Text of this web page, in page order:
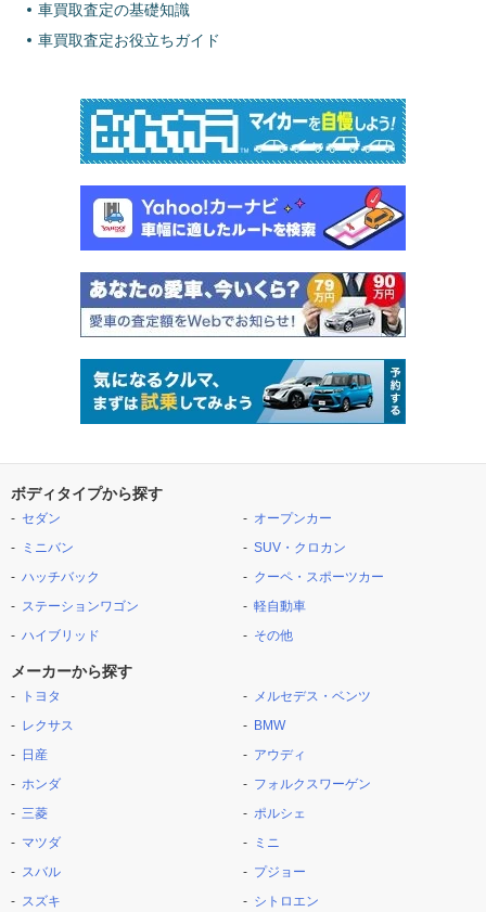
車買取査定の基礎知識
車買取査定お役立ちガイド
ボディタイプから探す
セダン
ミニバン
ハッチバック
ステーションワゴン
ハイブリッド
オープンカー
SUV・クロカン
クーペ・スポーツカー
軽自動車
その他
メーカーから探す
トヨタ
レクサス
日産
ホンダ
三菱
マツダ
スバル
スズキ
メルセデス・ベンツ
BMW
アウディ
フォルクスワーゲン
ポルシェ
ミニ
プジョー
シトロエン